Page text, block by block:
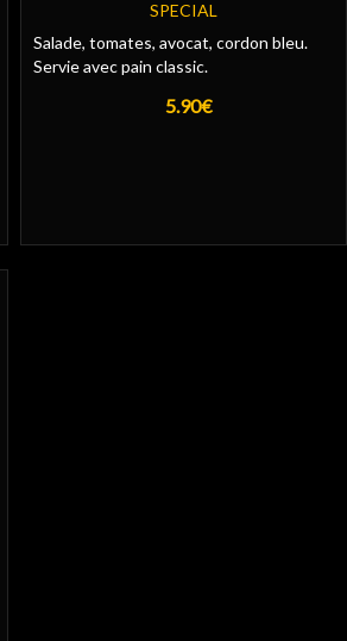
SPECIAL
Salade, tomates, avocat, cordon bleu.
Servie avec pain classic.
5.90€